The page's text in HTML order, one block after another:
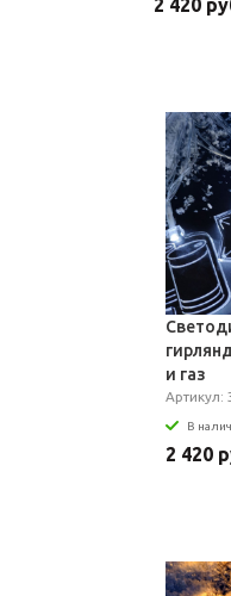
2 420
и газ
Артикул:
В
2 420